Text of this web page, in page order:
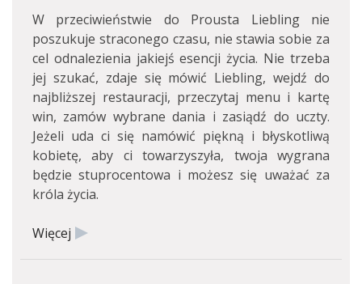
W przeciwieństwie do Prousta Liebling nie
poszukuje straconego czasu, nie stawia sobie za
cel odnalezienia jakiejś esencji życia. Nie trzeba
jej szukać, zdaje się mówić Liebling, wejdź do
najbliższej restauracji, przeczytaj menu i kartę
win, zamów wybrane dania i zasiądź do uczty.
Jeżeli uda ci się namówić piękną i błyskotliwą
kobietę, aby ci towarzyszyła, twoja wygrana
będzie stuprocentowa i możesz się uważać za
króla życia.
Więcej